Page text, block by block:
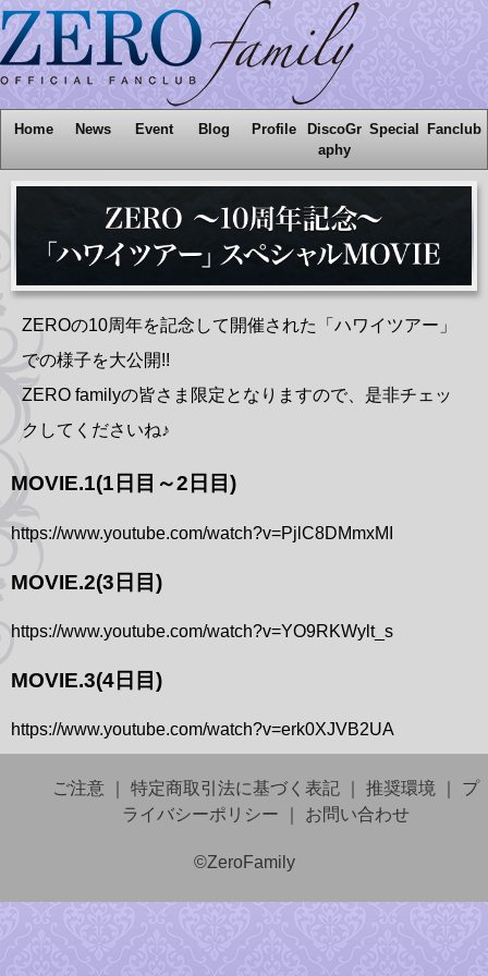
Home News Event Blog Profile
DiscoGr
aphy
Special Fanclub
ZEROの10周年を記念して開催された「ハワイツアー」
での様子を大公開!!
ZERO familyの皆さま限定となりますので、是非チェッ
クしてくださいね♪
MOVIE.1(1日目～2日目)
https://www.youtube.com/watch?v=PjlC8DMmxMI
MOVIE.2(3日目)
https://www.youtube.com/watch?v=YO9RKWylt_s
MOVIE.3(4日目)
https://www.youtube.com/watch?v=erk0XJVB2UA
ご注意 特定商取引法に基づく表記 推奨環境
プ
ライバシーポリシー
お問い合わせ
©ZeroFamily